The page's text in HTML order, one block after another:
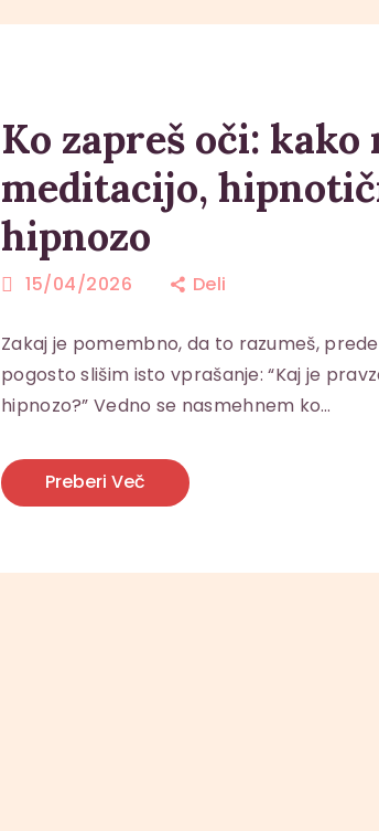
Ko zapreš oči:
meditacijo,
hipnozo
15/04/2026 Deli
Zakaj je pomembno, da to razumeš,
pogosto slišim isto vprašanje: “Kaj je
hipnozo?” Vedno se nasmehnem ko…
Preberi Več